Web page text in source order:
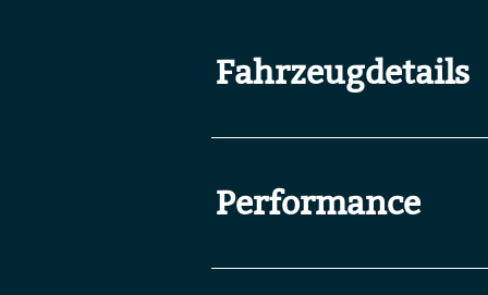
Fahrzeugdetails
Performance